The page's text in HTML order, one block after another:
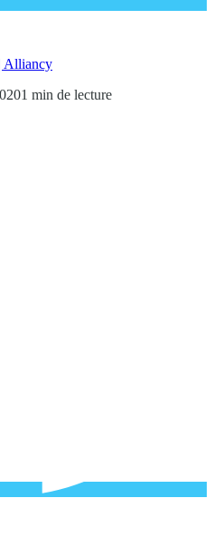
Alliancy
1 min de lecture